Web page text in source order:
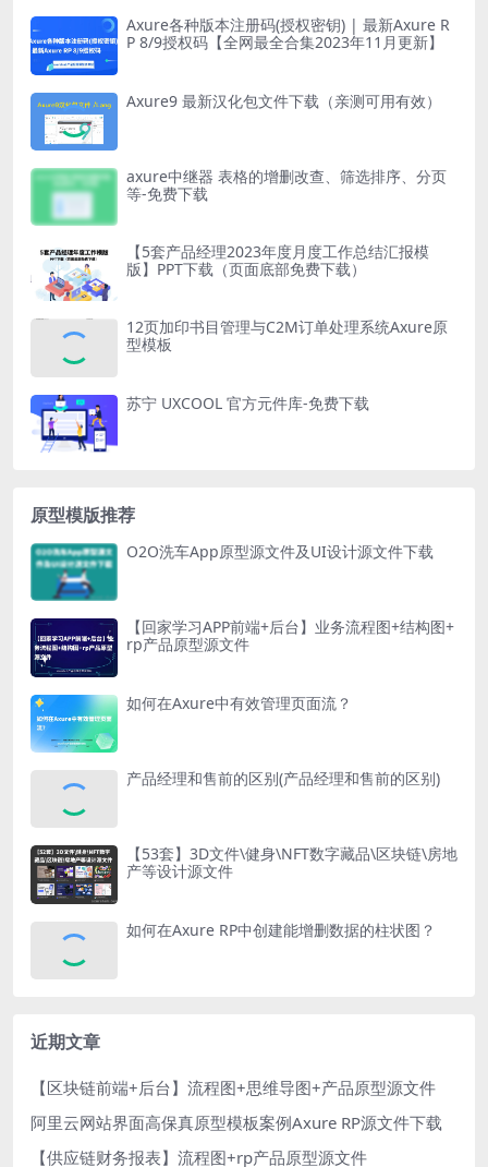
Axure各种版本注册码(授权密钥) | 最新Axure R
P 8/9授权码【全网最全合集2023年11月更新】
Axure9 最新汉化包文件下载（亲测可用有效）
axure中继器 表格的增删改查、筛选排序、分页
等-免费下载
【5套产品经理2023年度月度工作总结汇报模
版】PPT下载（页面底部免费下载）
12页加印书目管理与C2M订单处理系统Axure原
型模板
苏宁 UXCOOL 官方元件库-免费下载
原型模版推荐
O2O洗车App原型源文件及UI设计源文件下载
【回家学习APP前端+后台】业务流程图+结构图+
rp产品原型源文件
如何在Axure中有效管理页面流？
产品经理和售前的区别(产品经理和售前的区别)
【53套】3D文件\健身\NFT数字藏品\区块链\房地
产等设计源文件
如何在Axure RP中创建能增删数据的柱状图？
近期文章
【区块链前端+后台】流程图+思维导图+产品原型源文件
阿里云网站界面高保真原型模板案例Axure RP源文件下载
【供应链财务报表】流程图+rp产品原型源文件